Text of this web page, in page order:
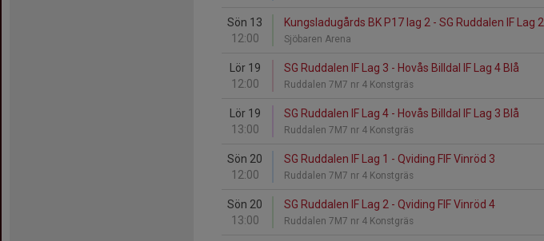
Sön 13
12:00
Kungsladugårds BK P17 lag 2 - SG Ruddalen IF Lag 2
Sjöbaren Arena
Lör 19
12:00
SG Ruddalen IF Lag 3 - Hovås Billdal IF Lag 4 Blå
Ruddalen 7M7 nr 4 Konstgräs
Lör 19
13:00
SG Ruddalen IF Lag 4 - Hovås Billdal IF Lag 3 Blå
Ruddalen 7M7 nr 4 Konstgräs
Sön 20
12:00
SG Ruddalen IF Lag 1 - Qviding FIF Vinröd 3
Ruddalen 7M7 nr 4 Konstgräs
Sön 20
13:00
SG Ruddalen IF Lag 2 - Qviding FIF Vinröd 4
Ruddalen 7M7 nr 4 Konstgräs